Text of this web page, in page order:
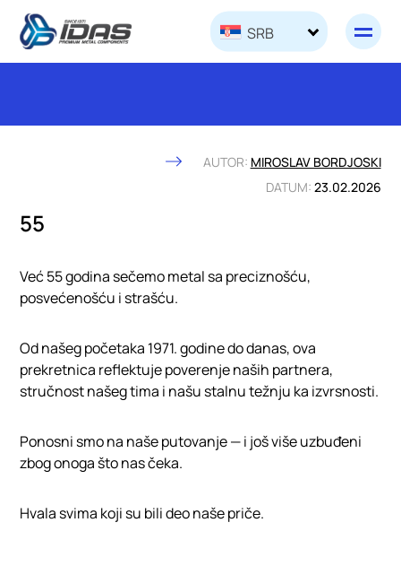
Skip to content
SRB
55
AUTOR: MIROSLAV BORDJOSKI
DATUM: 23.02.2026
Već 55 godina sečemo metal sa preciznošću,
posvećenošću i strašću.
Od našeg početaka 1971. godine do danas, ova
prekretnica reflektuje poverenje naših partnera,
stručnost našeg tima i našu stalnu težnju ka izvrsnosti.
Ponosni smo na naše putovanje — i još više uzbuđeni
zbog onoga što nas čeka.
Hvala svima koji su bili deo naše priče.